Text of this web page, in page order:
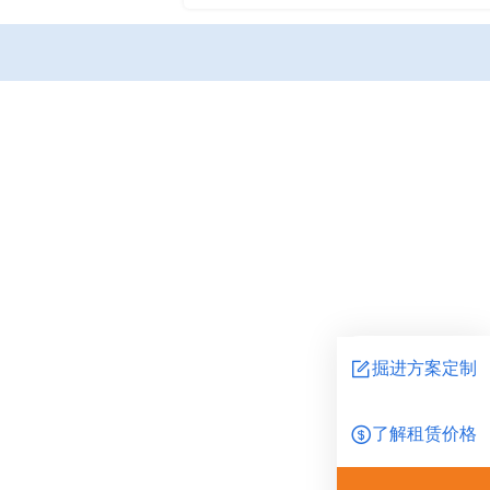
掘进方案定制
了解租赁价格